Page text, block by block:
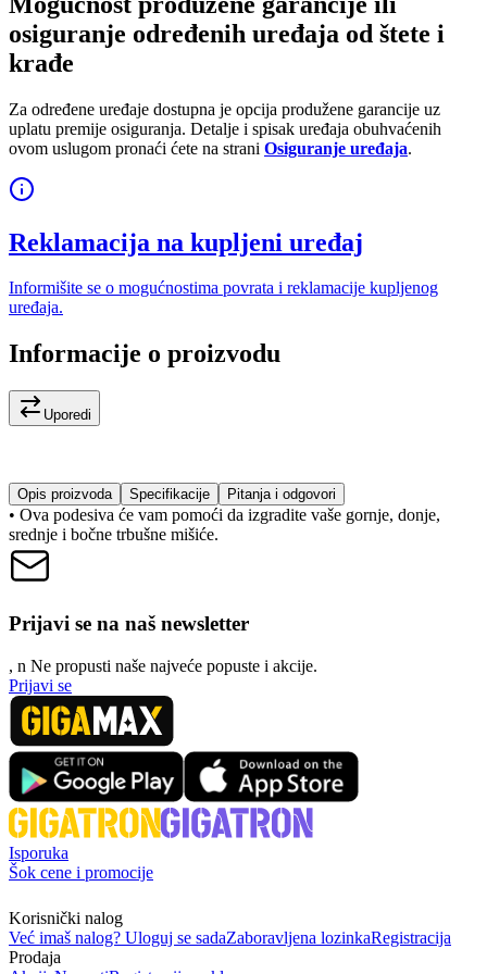
osiguranje određenih uređaja od štete i
krađe
Za određene uređaje dostupna je opcija produžene garancije uz
uplatu premije osiguranja. Detalje i spisak uređaja obuhvaćenih
ovom uslugom pronaći ćete na strani Osiguranje uređaja.
Reklamacija na kupljeni uređaj
Informišite se o mogućnostima povrata i reklamacije kupljenog
uređaja.
Informacije o proizvodu
Uporedi
Opis proizvoda Specifikacije Pitanja i odgovori
• Ova podesiva će vam pomoći da izgradite vaše gornje, donje,
srednje i bočne trbušne mišiće.
Prijavi se na naš newsletter
, n Ne propusti naše najveće popuste i akcije.
Prijavi se
Isporuka
Šok cene i promocije
Korisnički nalog
Već imaš nalog? Uloguj se sadaZaboravljena lozinkaRegistracija
Prodaja